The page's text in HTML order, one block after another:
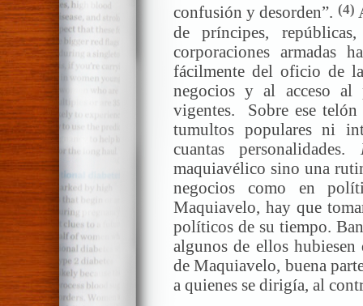
confusión y desorden”. (4)
de príncipes,
corporaciones armadas
fácilmente del oficio de
negocios y al acceso al
vigentes. Sobre ese
tumultos populares ni
cuantas personalidades.
maquiavélico sino una
negocios como en
Maquiavelo, hay que
políticos de su tiempo.
algunos de ellos hubiesen
de Maquiavelo, buena
a quienes se dirigía, al